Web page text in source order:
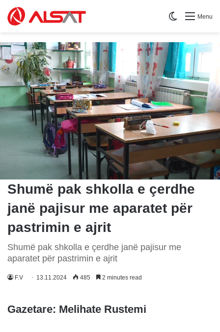
Menu
Switch skin
Shumë pak shkolla e çerdhe
janë pajisur me aparatet për
pastrimin e ajrit
Shumë pak shkolla e çerdhe janë pajisur me
aparatet për pastrimin e ajrit
F.V 13.11.2024 485 2 minutes read
Gazetare: Melihate Rustemi